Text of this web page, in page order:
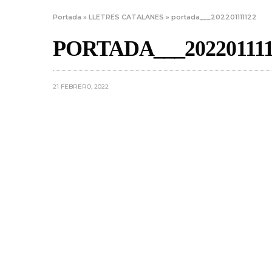
Portada »LLETRES CATALANES »portada___202201111122
21 FEBRERO, 2022